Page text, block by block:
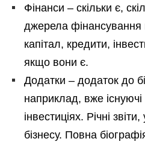
Фінанси – скільки є,
джерела фінансування
капітал, кредити,
якщо вони є.
Додатки – додаток до
наприклад, вже існуючі
інвестиціях. Річні
бізнесу. Повна